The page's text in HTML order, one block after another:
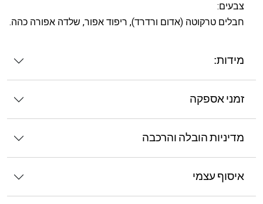
צבעים:
חבלים טרקוטה (אדום ורדרד), ריפוד אפור, שלדה אפורה כהה.
מידות:
זמני אספקה
מדיניות הובלה והרכבה
איסוף עצמי